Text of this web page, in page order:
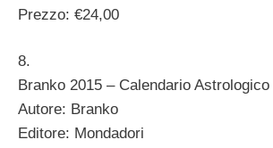
Prezzo: €24,00
8.
Branko 2015 – Calendario Astrologico
Autore: Branko
Editore: Mondadori